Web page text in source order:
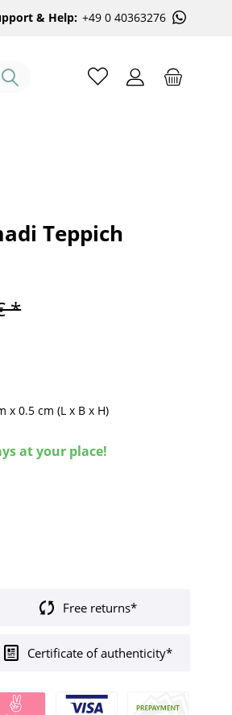
& Help: +49 0 40363276
Teppich
*
x0.5 cm (L x B x H)
at your place!
Free returns*
Certificate of authenticity*